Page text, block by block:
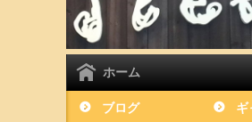
ホーム
ブログ ギ